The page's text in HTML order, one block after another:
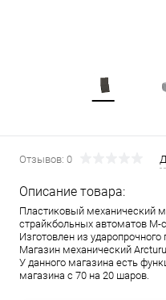
Отзывов: 0
Описание товара:
Пластиковый механический
страйкбольных автоматов
Изготовлен из
Магазин механический
У данного магазина есть
магазина с 70 на 20 шаров.